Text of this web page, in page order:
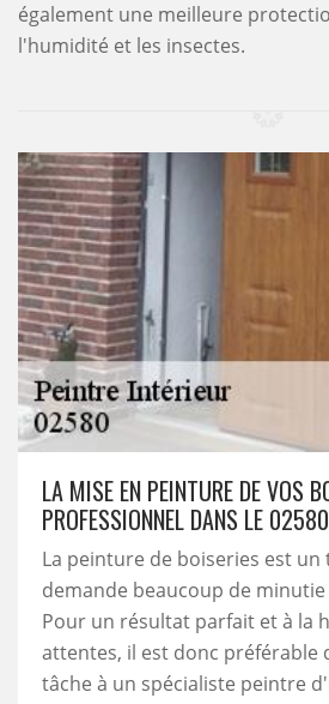
également une meilleure
l'humidité et les insectes.
LA MISE EN PEINTURE DE VOS
PROFESSIONNEL DANS LE
La peinture de boiseries est un
demande beaucoup de
Pour un résultat parfait et à la
attentes, il est donc préférable
tâche à un spécialiste peintre